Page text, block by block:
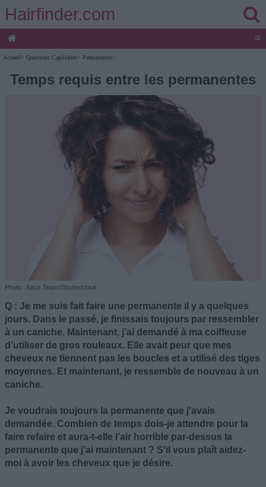
Hairfinder.com
≡
Accueil> Questions Capillaires> Permanentes>
Temps requis entre les permanentes
Photo: Juice Team/Shutterstock
Q : Je me suis fait faire une permanente il y a quelques
jours. Dans le passé, je finissais toujours par ressembler
à un caniche. Maintenant, j’ai demandé à ma coiffeuse
d’utiliser de gros rouleaux. Elle avait peur que mes
cheveux ne tiennent pas les boucles et a utilisé des tiges
moyennes. Et maintenant, je ressemble de nouveau à un
caniche.
Je voudrais toujours la permanente que j'avais
demandée. Combien de temps dois-je attendre pour la
faire refaire et aura-t-elle l’air horrible par-dessus la
permanente que j'ai maintenant ? S'il vous plaît aidez-
moi à avoir les cheveux que je désire.